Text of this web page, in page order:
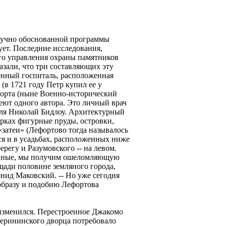
обоснованной программы
Последние исследования,
управления охраны памятников
что три составляющих эту
госпиталь, расположенная
1721 году Петр купил ее у
(ныне Военно-исторический
одного автора. Это личный врач
Николай Бидлоу. Архитектурный
фигурные пруды, островки,
(Лефортово тогда называлось
и в усадьбах, расположенных ниже
и Разумовского -- на левом.
мы получим ошеломляющую
половине земляного города,
Маковский. -- Но уже сегодня
и подобию Лефортова
Перестроенное Джакомо
дворца потребовало